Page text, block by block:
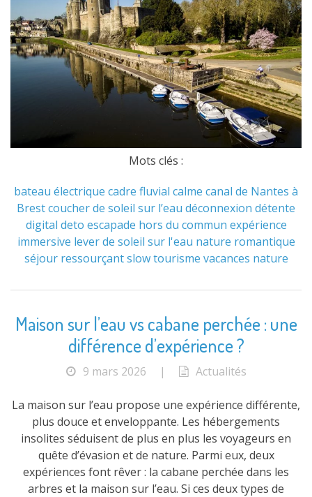
Mots clés :
bateau électrique cadre fluvial calme canal de Nantes à
Brestcoucher de soleil sur l’eau déconnexion détente
digital deto escapade hors du commun expérience
immersive lever de soleil sur l'eau nature romantique
séjour ressourçant slow tourisme vacances nature
Maison sur l’eau vs cabane perchée : une
différence d’expérience ?
9 mars 2026 | Actualités
La maison sur l’eau propose une expérience différente,
plus douce et enveloppante. Les hébergements
insolites séduisent de plus en plus les voyageurs en
quête d’évasion et de nature. Parmi eux, deux
expériences font rêver : la cabane perchée dans les
arbres et la maison sur l’eau. Si ces deux types de